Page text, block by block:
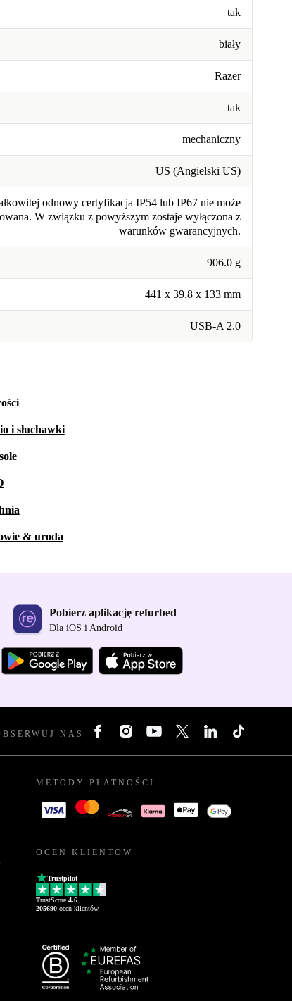
tak
biały
Razer
tak
mechaniczny
US (Angielski US)
odnowy certyfikacja IP54 lub IP67 nie może
W związku z powyższym zostaje wyłączona z
warunków gwarancyjnych.
906.0 g
441 x 39.8 x 133 mm
USB-A 2.0
i słuchawki
& uroda
Pobierz aplikację refurbed
Dla iOS i Android
NAS
METODY PŁATNOŚCI
OCEN KLIENTÓW
Trustpilot
TrustScore 4.6
205690 ocen klientów